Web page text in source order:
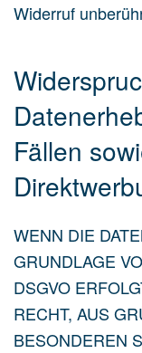
Widerruf
Fällen
WENN DIE
GRUNDLAGE
DSGVO
RECHT, AUS
BESONDEREN